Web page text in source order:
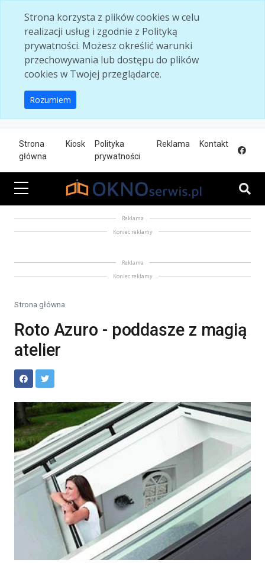
Strona korzysta z plików cookies w celu
realizacji usług i zgodnie z Polityką
prywatności. Możesz określić warunki
przechowywania lub dostępu do plików
cookies w Twojej przeglądarce.
Rozumiem
Strona
główna
Kiosk
Polityka
prywatności
Reklama Kontakt
Reklama
Koniec reklamy
Reklama
Koniec reklamy
Strona główna
Roto Azuro - poddasze z magią
atelier